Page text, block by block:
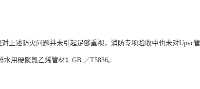
上述防火问题并未引起足够重视，消防专项验收中也未对Upvc
用硬聚氯乙烯管材》GB ／T5836。